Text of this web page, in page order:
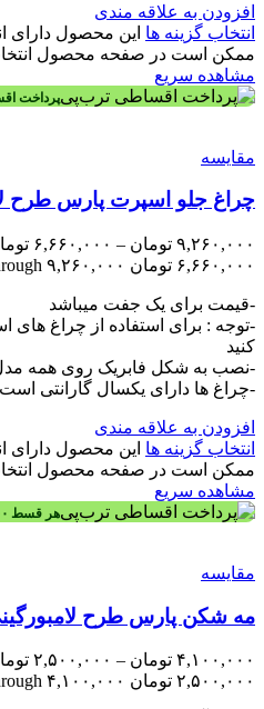
افزودن به علاقه مندی
انتخاب گزینه ها این محصول دارای
ممکن است در صفحه محصول
مشاهده سریع
پرداخت
مقایسه
چراغ جلو اسپرت پارس طرح
۹,۲۶۰,۰۰۰ تومان – ۶,۶۶۰,۰۰۰
۶,۶۶۰,۰۰۰ تومان through ۹,۲۶۰,۰۰۰ تومان
-قیمت برای یک جفت میباشد
-توجه : برای استفاده از چراغ های
کنید
-نصب به شکل فابریک روی همه
-چراغ ها دارای یکسال گارانتی است
افزودن به علاقه مندی
انتخاب گزینه ها این محصول دارای
ممکن است در صفحه محصول
مشاهده سریع
هر قسط
مقایسه
مه شکن پارس طرح
۴,۱۰۰,۰۰۰ تومان – ۲,۵۰۰,۰۰۰
۲,۵۰۰,۰۰۰ تومان through ۴,۱۰۰,۰۰۰ تومان